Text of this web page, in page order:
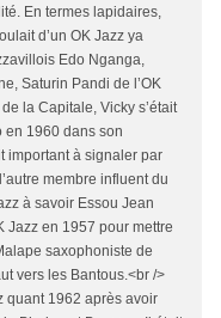
En termes lapidaires,
d’un OK Jazz ya
Edo Nganga,
Saturin Pandi de l’OK
la Capitale, Vicky s’était
en 1960 dans son
important à signaler par
membre influent du
à savoir Essou Jean
Jazz en 1957 pour mettre
saxophoniste de
vers les Bantous.<br />
quant 1962 après avoir